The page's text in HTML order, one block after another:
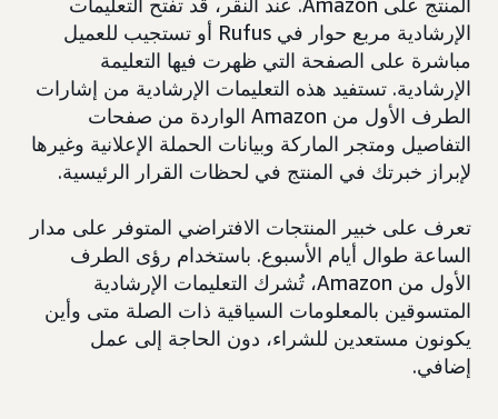
الإرشادية مربع حوار في Rufus أو تستجيب للعميل
مباشرة على الصفحة التي ظهرت فيها التعليمة
الإرشادية. تستفيد هذه التعليمات الإرشادية من إشارات
الطرف الأول من Amazon الواردة من صفحات
التفاصيل ومتجر الماركة وبيانات الحملة الإعلانية وغيرها
لإبراز خبرتك في المنتج في لحظات القرار الرئيسية.
تعرف على خبير المنتجات الافتراضي المتوفر على مدار
الساعة طوال أيام الأسبوع. باستخدام رؤى الطرف
الأول من Amazon، تُشرك التعليمات الإرشادية
المتسوقين بالمعلومات السياقية ذات الصلة متى وأين
يكونون مستعدين للشراء، دون الحاجة إلى عمل
إضافي.